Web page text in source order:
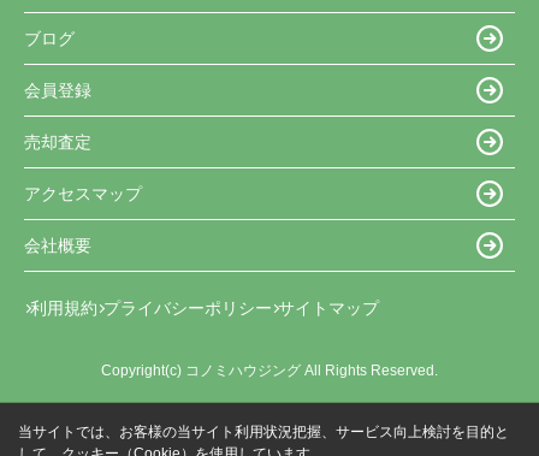
ブログ
会員登録
売却査定
アクセスマップ
会社概要
利用規約 プライバシーポリシー サイトマップ
Copyright(c) コノミハウジング All Rights Reserved.
当サイトでは、お客様の当サイト利用状況把握、サービス向上検討を目的と